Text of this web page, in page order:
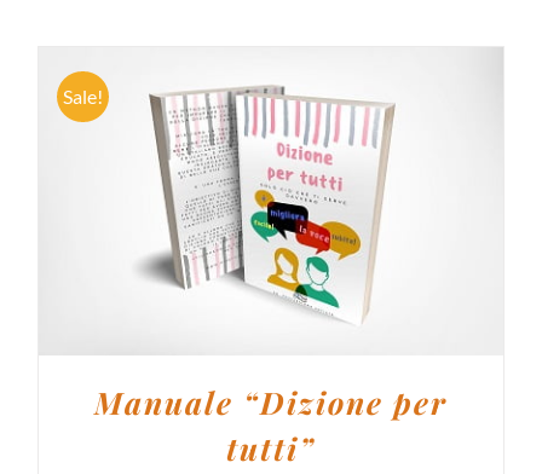
Sale!
AGGIUNGI AL CARRELLO / DETTAGLI
Manuale “Dizione per
tutti”